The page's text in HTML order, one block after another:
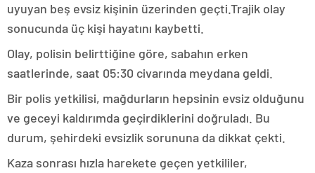
uyuyan beş evsiz kişinin üzerinden geçti.Trajik olay
sonucunda üç kişi hayatını kaybetti.
Olay, polisin belirttiğine göre, sabahın erken
saatlerinde, saat 05:30 civarında meydana geldi.
Bir polis yetkilisi, mağdurların hepsinin evsiz olduğunu
ve geceyi kaldırımda geçirdiklerini doğruladı. Bu
durum, şehirdeki evsizlik sorununa da dikkat çekti.
Kaza sonrası hızla harekete geçen yetkililer,